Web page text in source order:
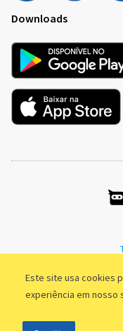
Este site usa cookies
experiência em nosso
Downloads
©2011 - 2026, GetNinjas